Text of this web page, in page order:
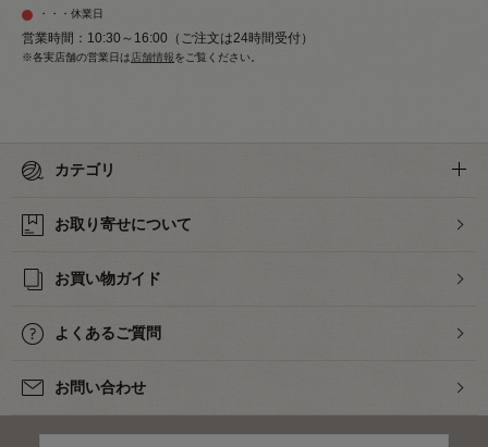
・・・休業日
営業時間：10:30～16:00（ご注文は24時間受付）
※各実店舗の営業日は 店舗情報をご覧ください。
カテゴリ
お取り寄せについて
お買い物ガイド
よくあるご質問
お問い合わせ